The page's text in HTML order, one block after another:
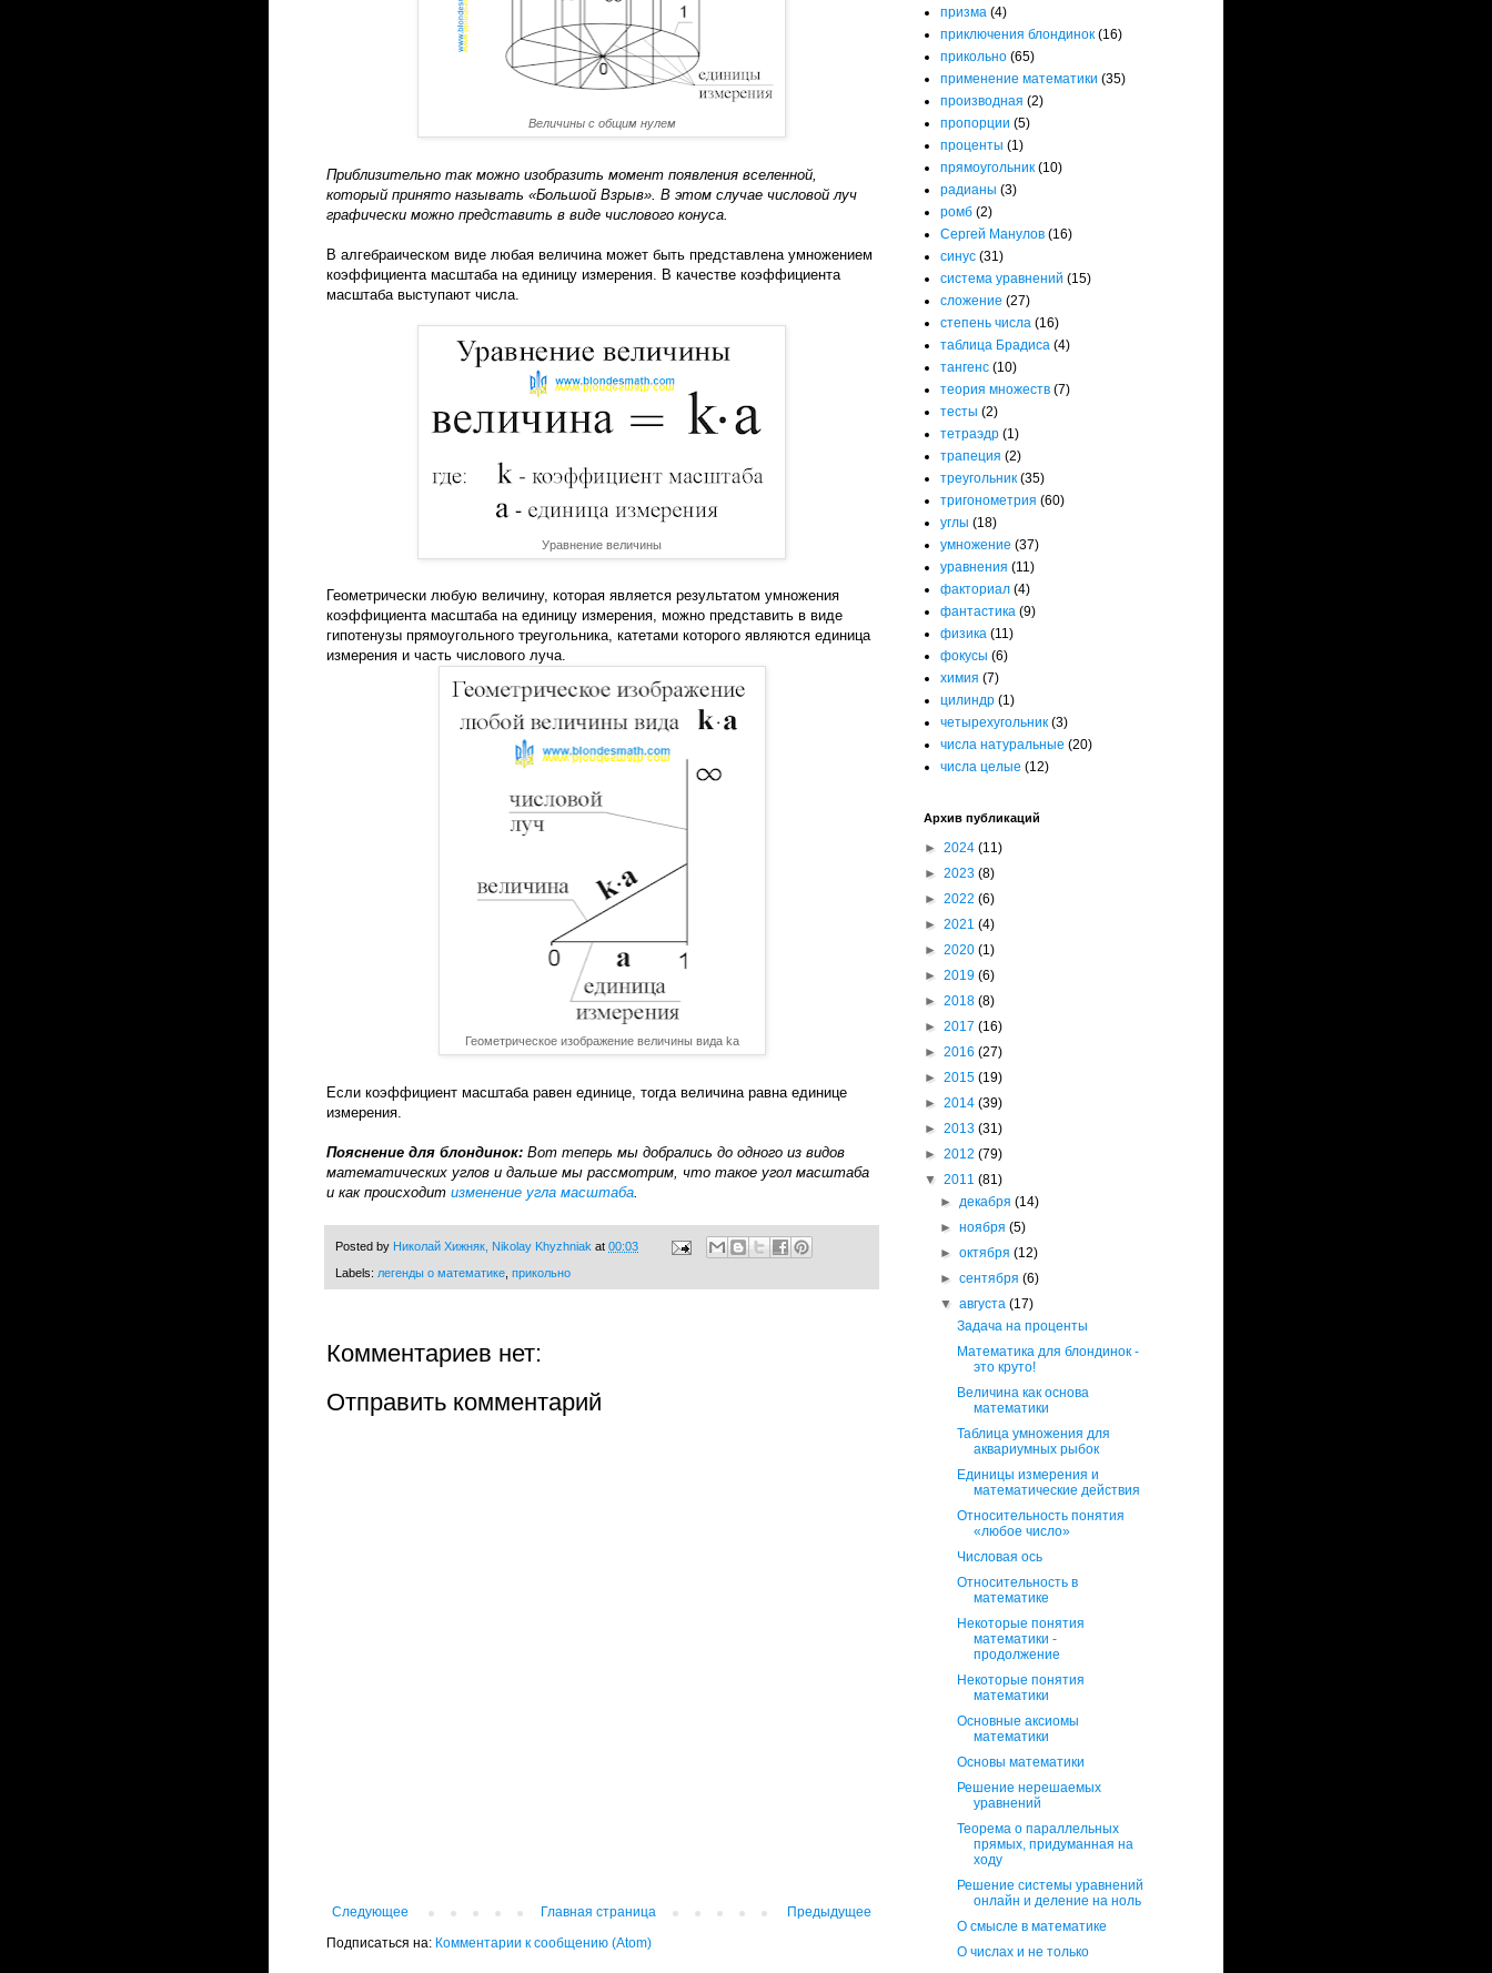
Величины с общим нулем
Приблизительно так можно изобразить момент появления вселенной,
который принято называть «Большой Взрыв». В этом случае числовой луч
графически можно представить в виде числового конуса.
В алгебраическом виде любая величина может быть представлена умножением
коэффициента масштаба на единицу измерения. В качестве коэффициента
масштаба выступают числа.
Уравнение величины
Геометрически любую величину, которая является результатом умножения
коэффициента масштаба на единицу измерения, можно представить в виде
гипотенузы прямоугольного треугольника, катетами которого являются единица
измерения и часть числового луча.
Геометрическое изображение величины вида ka
Если коэффициент масштаба равен единице, тогда величина равна единице
измерения.
Пояснение для блондинок: Вот теперь мы добрались до одного из видов
математических углов и дальше мы рассмотрим, что такое угол масштаба
и как происходит изменение угла масштаба.
Posted by Николай Хижняк, Nikolay Khyzhniak at 00:03
Labels: легенды о математике, прикольно
Комментариев нет:
Отправить комментарий
Следующее Предыдущее
Главная страница
Подписаться на: Комментарии к сообщению (Atom)
призма (4)
приключения блондинок (16)
прикольно (65)
применение математики (35)
производная (2)
пропорции (5)
проценты (1)
прямоугольник (10)
радианы (3)
ромб (2)
Сергей Манулов (16)
синус (31)
система уравнений (15)
сложение (27)
степень числа (16)
таблица Брадиса (4)
тангенс (10)
теория множеств (7)
тесты (2)
тетраэдр (1)
трапеция (2)
треугольник (35)
тригонометрия (60)
углы (18)
умножение (37)
уравнения (11)
факториал (4)
фантастика (9)
физика (11)
фокусы (6)
химия (7)
цилиндр (1)
четырехугольник (3)
числа натуральные (20)
числа целые (12)
Архив публикаций
► 2024 (11)
► 2023 (8)
► 2022 (6)
► 2021 (4)
► 2020 (1)
► 2019 (6)
► 2018 (8)
► 2017 (16)
► 2016 (27)
► 2015 (19)
► 2014 (39)
► 2013 (31)
► 2012 (79)
▼ 2011 (81)
►декабря(14)
►ноября(5)
►октября(12)
►сентября(6)
▼августа(17)
Задача на проценты
Математика для блондинок -
это круто!
Величина как основа
математики
Таблица умножения для
аквариумных рыбок
Единицы измерения и
математические действия
Относительность понятия
«любое число»
Числовая ось
Относительность в
математике
Некоторые понятия
математики -
продолжение
Некоторые понятия
математики
Основные аксиомы
математики
Основы математики
Решение нерешаемых
уравнений
Теорема о параллельных
прямых, придуманная на
ходу
Решение системы уравнений
онлайн и деление на ноль
О смысле в математике
О числах и не только